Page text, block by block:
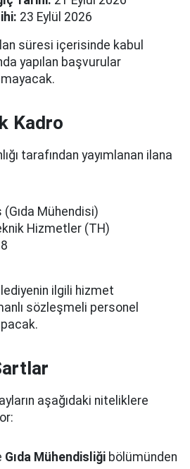
23 Eylül 2026
süresi içerisinde kabul
yapılan başvurular
Kadro
tarafından yayımlanan ilana
Mühendisi)
Hizmetler (TH)
8
ilgili hizmet
sözleşmeli personel
aşağıdaki niteliklere
Gıda Mühendisliği bölümünden